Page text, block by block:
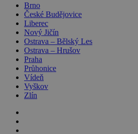
Brno
České Budějovice
Liberec
Nový Jičín
Ostrava – Bělský Les
Ostrava – Hrušov
Praha
Průhonice
Vídeň
Vyškov
Zlín